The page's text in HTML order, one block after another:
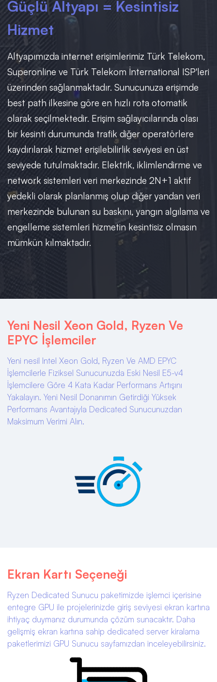
Güçlü Altyapı = Kesintisiz
Hizmet
Altyapımızda internet erişimlerimiz Türk Telekom,
Superonline ve Türk Telekom İnternational ISP'leri
üzerinden sağlanmaktadır. Sunucunuza erişimde
best path ilkesine göre en hızlı rota otomatik
olarak seçilmektedir. Erişim sağlayıcılarında olası
bir kesinti durumunda trafik diğer operatörlere
kaydırılarak hizmet erişilebilirlik seviyesi en üst
seviyede tutulmaktadır. Elektrik, iklimlendirme ve
network sistemleri veri merkezinde 2N+1 aktif
yedekli olarak planlanmış olup diğer yandan veri
merkezinde bulunan su baskını, yangın algılama ve
engelleme sistemleri hizmetin kesintisiz olmasın
mümkün kılmaktadır.
Yeni Nesil Xeon Gold, Ryzen Ve
EPYC İşlemciler
Yeni nesil Intel Xeon Gold, Ryzen Ve AMD EPYC
İşlemcilerle Fiziksel Sunucunuzda Eski Nesil E5-v4
İşlemcilere Göre 4 Kata Kadar Performans Artışını
Yakalayın. Yeni Nesil Donanımın Getirdiği Yüksek
Performans Avantajıyla Dedicated Sunucunuzdan
Maksimum Verimi Alın.
Ekran Kartı Seçeneği
Ryzen Dedicated Sunucu paketimizde işlemci içerisine
entegre GPU ile projelerinizde giriş seviyesi ekran kartına
ihtiyaç duymanız durumunda çözüm sunacaktır. Daha
gelişmiş ekran kartına sahip dedicated server kiralama
paketlerimizi GPU Sunucu sayfamızdan inceleyebilirsiniz.